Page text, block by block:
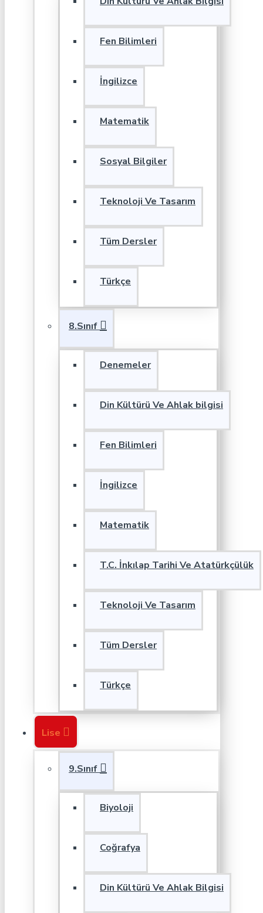
Fen Bilimleri
İngilizce
Matematik
Sosyal Bilgiler
Teknoloji Ve Tasarım
Tüm Dersler
Türkçe
8.Sınıf
Denemeler
Din Kültürü Ve Ahlak bilgisi
Fen Bilimleri
İngilizce
Matematik
T.C. İnkılap Tarihi Ve Atatürkçülük
Teknoloji Ve Tasarım
Tüm Dersler
Türkçe
Lise
9.Sınıf
Biyoloji
Coğrafya
Din Kültürü Ve Ahlak Bilgisi